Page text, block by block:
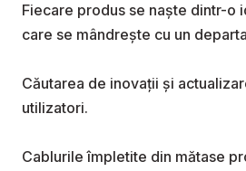
Fiecare produs se naște dintr-o
care se mândrește cu un
Căutarea de inovații și
utilizatori.
Cablurile împletite din mătase